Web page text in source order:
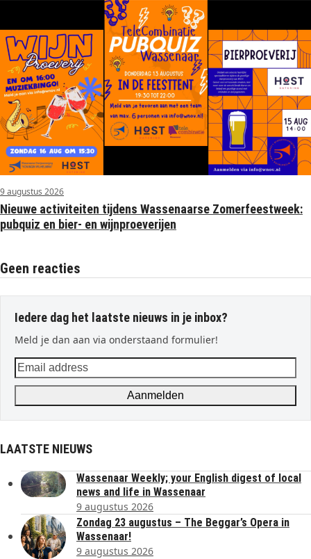
9 augustus 2026
Nieuwe activiteiten tijdens Wassenaarse Zomerfeestweek:
pubquiz en bier- en wijnproeverijen
Geen reacties
Iedere dag het laatste nieuws in je inbox?
Meld je dan aan via onderstaand formulier!
Email
address
Aanmelden
LAATSTE NIEUWS
Wassenaar Weekly; your English digest of local
news and life in Wassenaar
9 augustus 2026
Zondag 23 augustus – The Beggar’s Opera in
Wassenaar!
9 augustus 2026